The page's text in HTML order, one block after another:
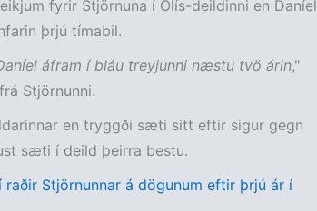
fyrir Stjörnuna í Olís-deildinni en Daníel
þrjú tímabil.
áfram í bláu treyjunni næstu tvö árin,"
Stjörnunni.
en tryggði sæti sitt eftir sigur gegn
sæti í deild þeirra bestu.
Stjörnunnar á dögunum eftir þrjú ár í